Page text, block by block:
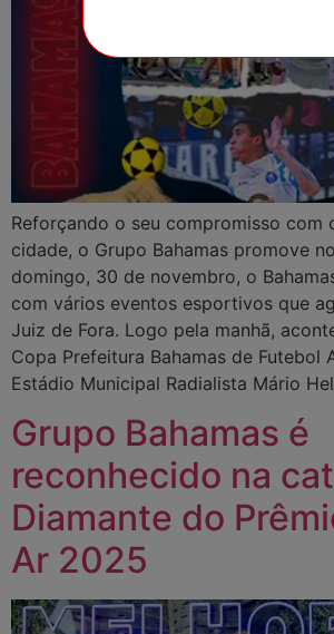
Reforçando o seu compromisso com
cidade, o Grupo Bahamas promove
domingo, 30 de novembro, o
com vários eventos esportivos que
Juiz de Fora. Logo pela manhã,
Copa Prefeitura Bahamas de Futebol
Estádio Municipal Radialista Mário
Grupo Bahamas é
reconhecido na
Diamante do
Ar 2025